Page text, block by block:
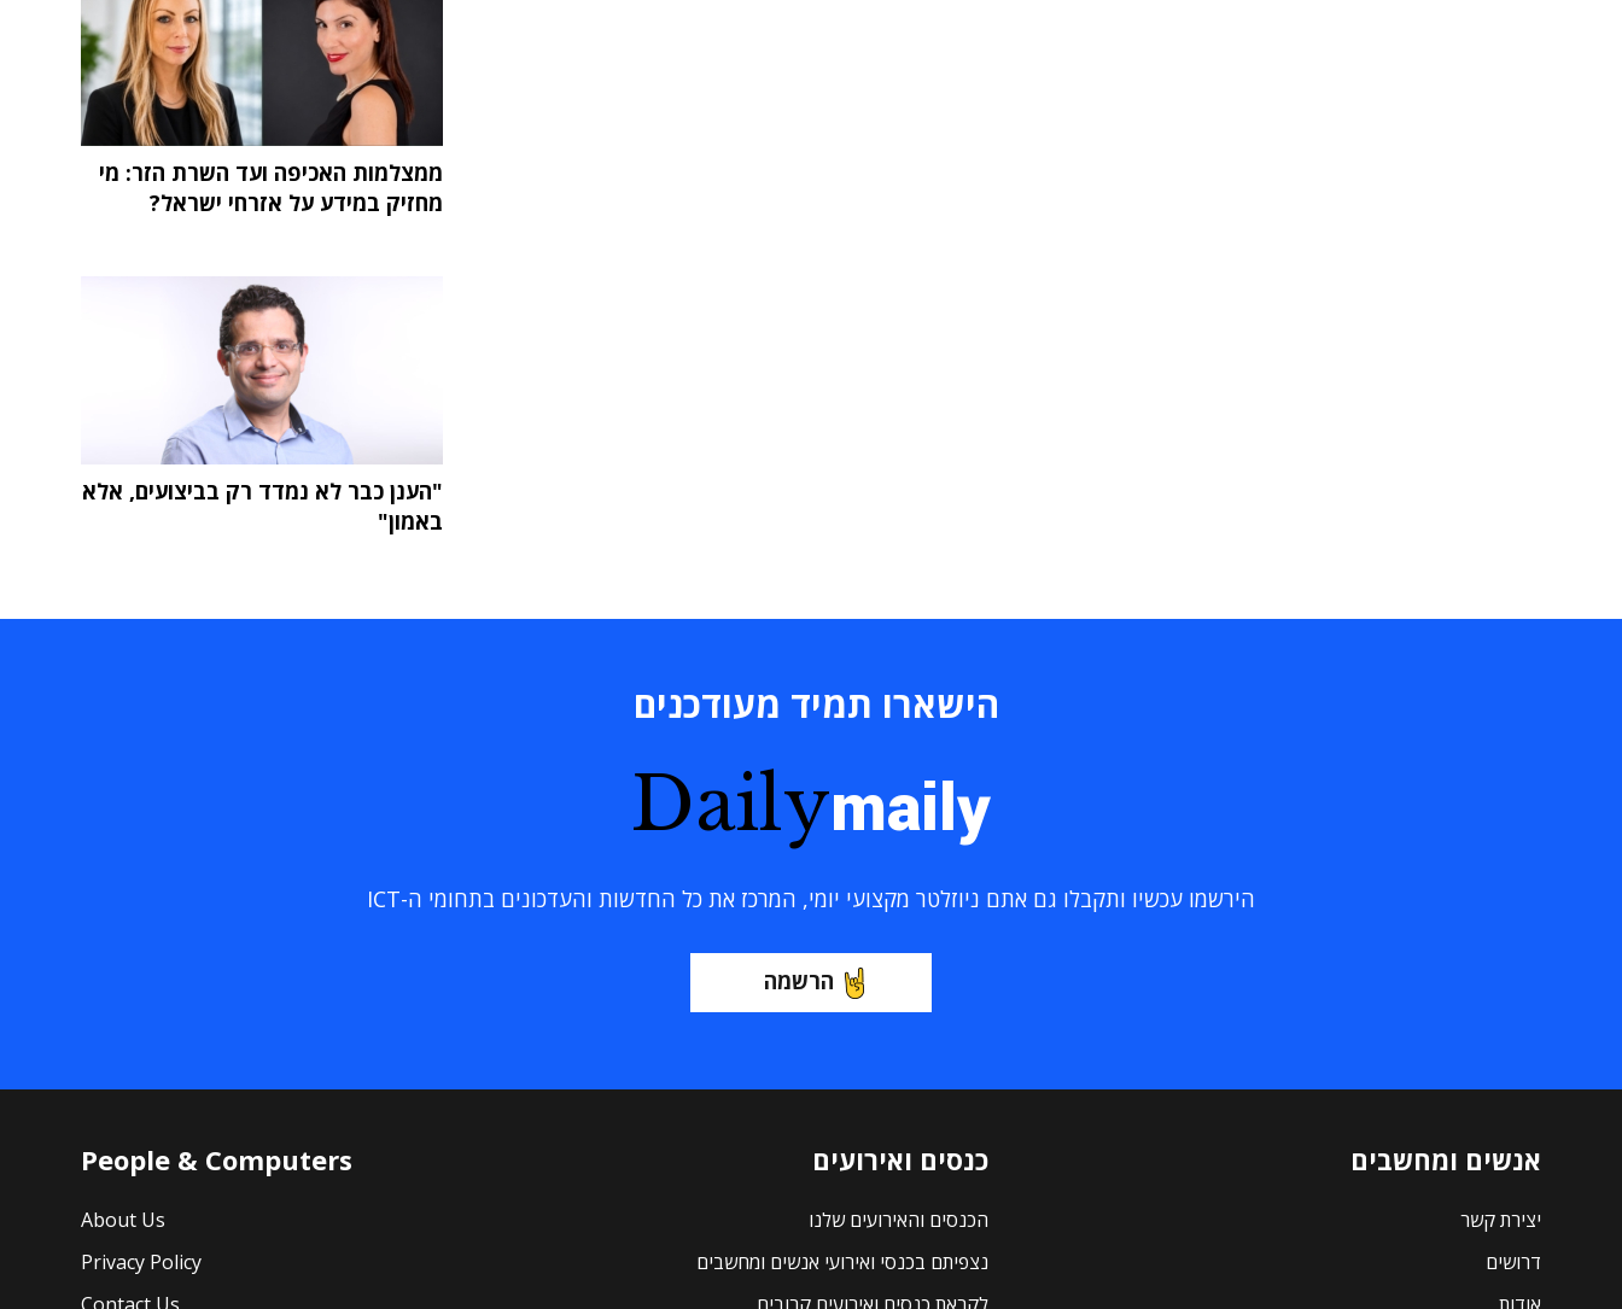
ממצלמות האכיפה ועד השרת הזר: מי
מחזיק במידע על אזרחי ישראל?
"הענן כבר לא נמדד רק בביצועים, אלא
באמון"
הישארו תמיד מעודכנים
Dailymaily
הירשמו עכשיו ותקבלו גם אתם ניוזלטר מקצועי יומי, המרכז את כל החדשות והעדכונים בתחומי ה-ICT
הרשמה
אנשים ומחשבים
יצירת קשר
דרושים
כנסים ואירועים
הכנסים והאירועים שלנו
נצפיתם בכנסי ואירועי אנשים ומחשבים
People & Computers
About Us
Privacy Policy